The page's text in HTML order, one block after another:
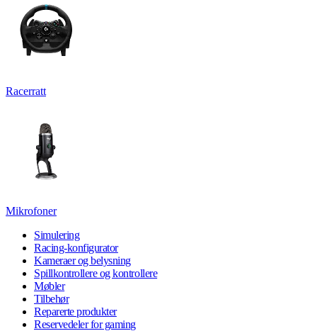
Racerratt
Mikrofoner
Simulering
Racing-konfigurator
Kameraer og belysning
Spillkontrollere og kontrollere
Møbler
Tilbehør
Reparerte produkter
Reservedeler for gaming